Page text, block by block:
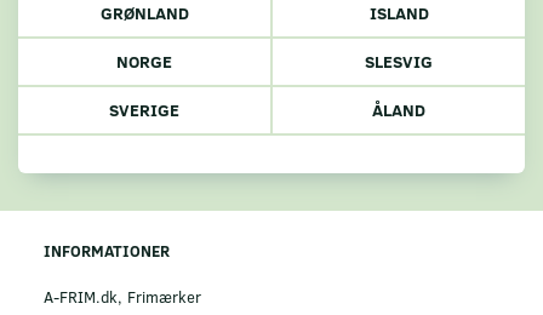
GRØNLAND ISLAND
NORGE SLESVIG
SVERIGE ÅLAND
INFORMATIONER
A-FRIM.dk, Frimærker